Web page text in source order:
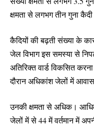
क्षमता से लगभग तीन गुना
कैदियों की बढ़ती संख्या के
जेल विभाग इस समस्या से
अतिरिक्त वार्ड विकसित
दौरान अधिकांश जेलों में
उनकी क्षमता से अधिक।
जेलों में से 44 में वर्तमान में